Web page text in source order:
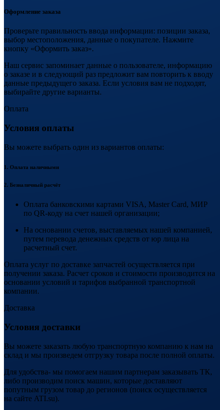
Оформление заказа
Проверьте правильность ввода информации: позиции заказа,
выбор местоположения, данные о покупателе. Нажмите
кнопку «Оформить заказ».
Наш сервис запоминает данные о пользователе, информацию
о заказе и в следующий раз предложит вам повторить к вводу
данные предыдущего заказа. Если условия вам не подходят,
выбирайте другие варианты.
Оплата
Условия оплаты
Вы можете выбрать один из вариантов оплаты:
1. Оплата наличными
2. Безналичный расчёт
Оплата банковскими картами VISA, Master Card, МИР
по QR-коду на счет нашей организации;
На основании счетов, выставляемых нашей компанией,
путем перевода денежных средств от юр лица на
расчетный счет.
Оплата услуг по доставке запчастей осуществляется при
получении заказа. Расчет сроков и стоимости производится на
основании условий и тарифов выбранной транспортной
компании.
Доставка
Условия доставки
Вы можете заказать любую транспортную компанию к нам на
склад и мы произведем отгрузку товара после полной оплаты.
Для удобства- мы помогаем нашим партнерам заказывать ТК,
либо производим поиск машин, которые доставляют
попутным грузом товар до регионов (поиск осуществляется
на сайте ATI.su).